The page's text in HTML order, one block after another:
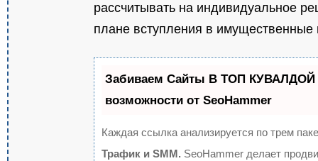
рассчитывать на индивидуальное
плане вступления в имущественные
Забиваем Сайты В ТОП КУВАЛДОЙ
возможности от SeoHammer
Каждая ссылка анализируется по трем
Трафик и SMM. SeoHammer делает